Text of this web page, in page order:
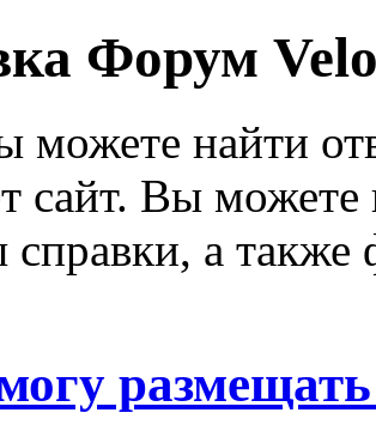
Форум
можете найти
сайт. Вы можете
справки, а